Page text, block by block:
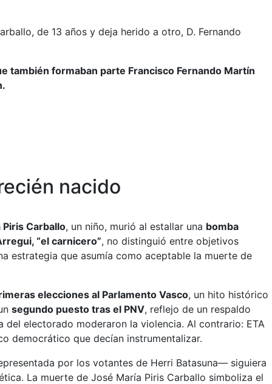
de 13 años y deja herido a otro, D. Fernando
también formaban parte Francisco Fernando Martín
nacido
Carballo, un niño, murió al estallar una bomba
“el carnicero”, no distinguió entre objetivos
estrategia que asumía como aceptable la muerte de
elecciones al Parlamento Vasco, un hito histórico
segundo puesto tras el PNV, reflejo de un respaldo
electorado moderaron la violencia. Al contrario: ETA
democrático que decían instrumentalizar.
por los votantes de Herri Batasuna— siguiera
La muerte de José María Piris Carballo simboliza el